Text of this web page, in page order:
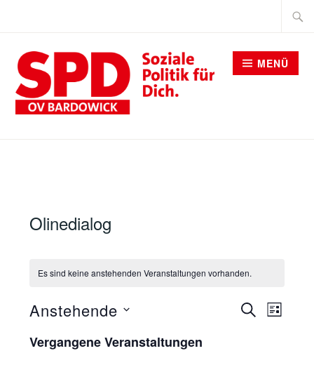
springen
Suche
MENÜ
Olinedialog
Es sind keine anstehenden Veranstaltungen vorhanden.
SUCHELISTE
Anstehende
wählen.
Vergangene Veranstaltungen